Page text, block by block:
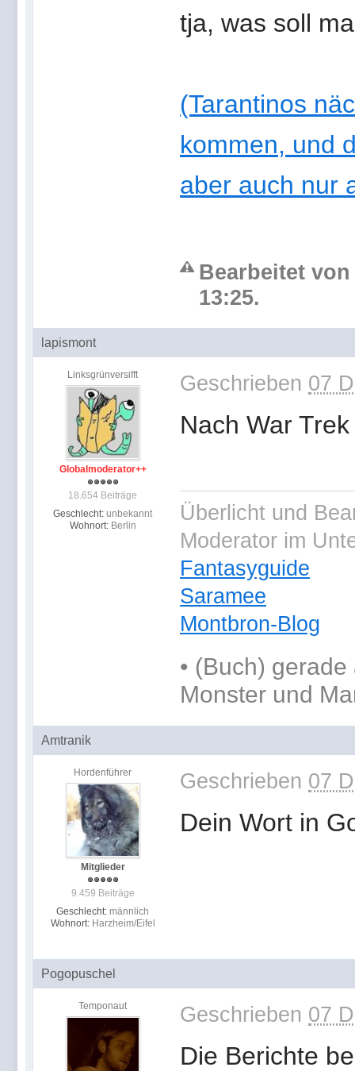
tja, was soll
(Tarantinos
kommen, und
aber auch nur
Bearbeitet von
13:25.
lapismont
Linksgrünversifft
Globalmoderator++
18.654 Beiträge
Geschlecht: unbekannt
Wohnort: Berlin
Geschrieben 07
Nach War
Überlicht und
Moderator im
Fantasyguide
Saramee
Montbron-Blog
• (Buch) gerade
Monster und
Amtranik
Hordenführer
Mitglieder
9.459 Beiträge
Geschlecht: männlich
Wohnort: Harzheim/Eifel
Geschrieben 07
Dein Wort in
Pogopuschel
Temponaut Geschrieben 07
Die Berichte